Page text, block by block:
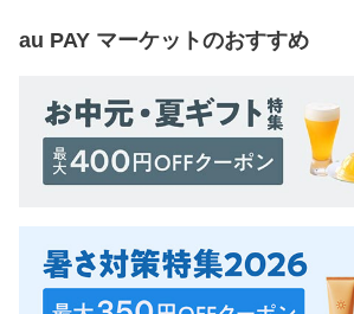
au PAY マーケットのおすすめ